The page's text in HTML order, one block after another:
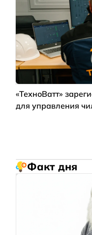
«ТехноВатт»
для управления
Факт дня